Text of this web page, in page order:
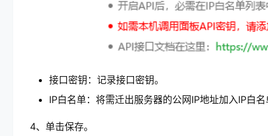
接口密钥：记录接口密钥。
IP白名单：将需迁出服务器的公网IP地址加入IP白
4、单击保存。